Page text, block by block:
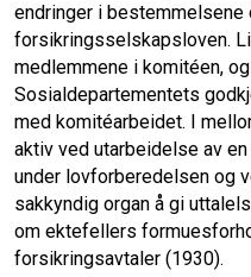
endringer i
forsikringsselskapsloven.
medlemmene i komitéen,
Sosialdepartementets
med komitéarbeidet. I
aktiv ved utarbeidelse av
under lovforberedelsen og
sakkyndig organ å gi
om ektefellers
forsikringsavtaler (1930).